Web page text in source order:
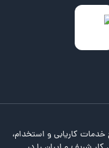
خدمات کاریابی و استخدام،